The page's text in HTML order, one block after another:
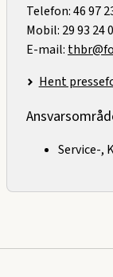
Telefon: 46 97
Mobil: 29 93 24
E-mail:
Hent
Service-,